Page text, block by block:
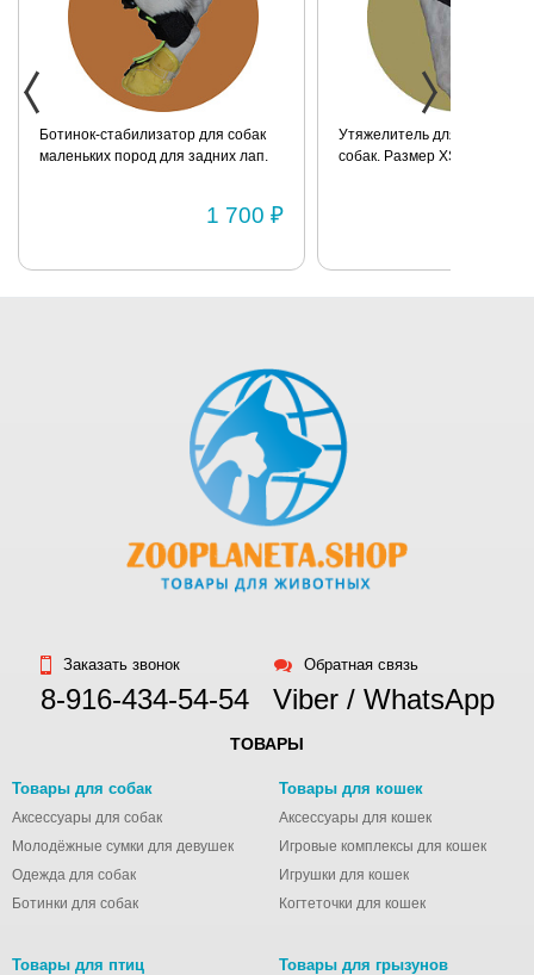
Ботинок-стабилизатор для собак
маленьких пород для задних лап.
1 700 ₽
Утяжелитель для задних
собак. Размер XS
Заказать звонок
8-916-434-54-54
Обратная связь
Viber / WhatsApp
ТОВАРЫ
Товары для собак
Аксессуары для собак
Молодёжные сумки для девушек
Одежда для собак
Ботинки для собак
Товары для кошек
Аксессуары для кошек
Игровые комплексы для кошек
Игрушки для кошек
Когтеточки для кошек
Товары для птиц Товары для грызунов